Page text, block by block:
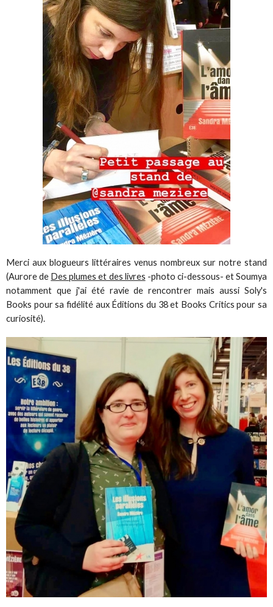
Merci aux blogueurs littéraires venus nombreux sur notre stand
(Aurore de Des plumes et des livres -photo ci-dessous- et Soumya
notamment que j'ai été ravie de rencontrer mais aussi Soly's
Books pour sa fidélité aux Éditions du 38 et Books Critics pour sa
curiosité).